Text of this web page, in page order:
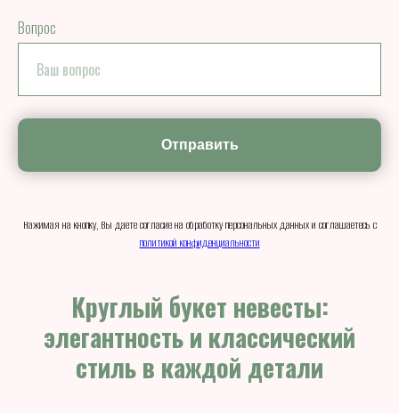
Вопрос
Отправить
Нажимая на кнопку, Вы даете согласие на обработку персональных данных и соглашаетесь c
политикой конфиденциальности
Круглый букет невесты:
элегантность и классический
стиль в каждой детали